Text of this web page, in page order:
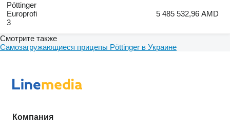
Pöttinger
Europrofi
3
5 485 532,96 AMD
Смотрите также
Самозагружающиеся прицепы Pöttinger в Украине
Компания